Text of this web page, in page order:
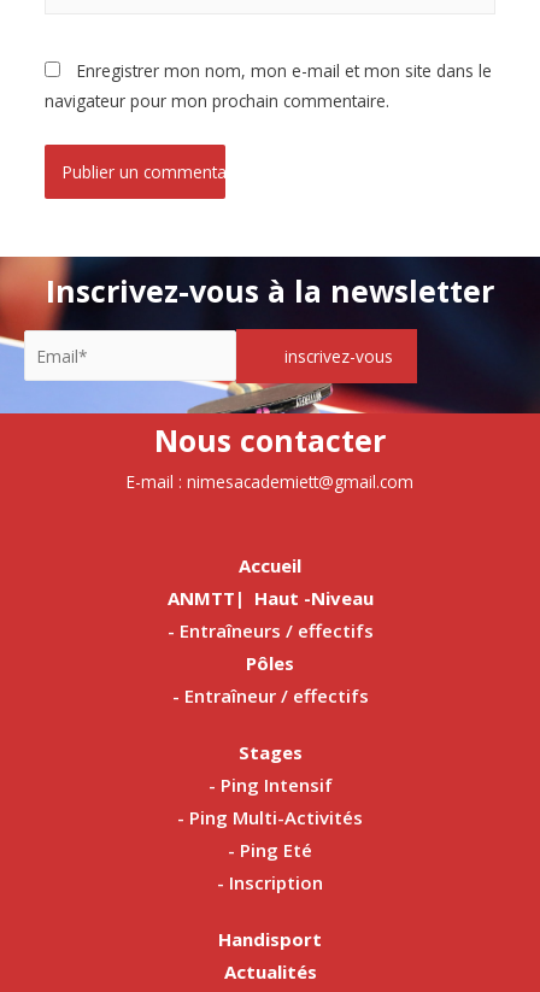
Enregistrer mon nom, mon e-mail et mon site dans le
navigateur pour mon prochain commentaire.
Inscrivez-vous à la newsletter
Nous contacter
E-mail : nimesacademiett@gmail.com
Accueil
ANMTT| Haut -Niveau
- Entraîneurs / effectifs
Pôles
- Entraîneur / effectifs
Stages
- Ping Intensif
- Ping Multi-Activités
- Ping Eté
- Inscription
Handisport
Actualités